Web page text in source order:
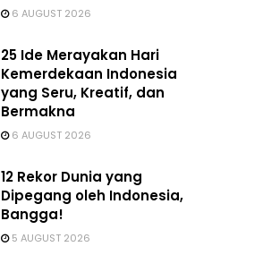
6 AUGUST 2026
25 Ide Merayakan Hari
Kemerdekaan Indonesia
yang Seru, Kreatif, dan
Bermakna
6 AUGUST 2026
12 Rekor Dunia yang
Dipegang oleh Indonesia,
Bangga!
5 AUGUST 2026